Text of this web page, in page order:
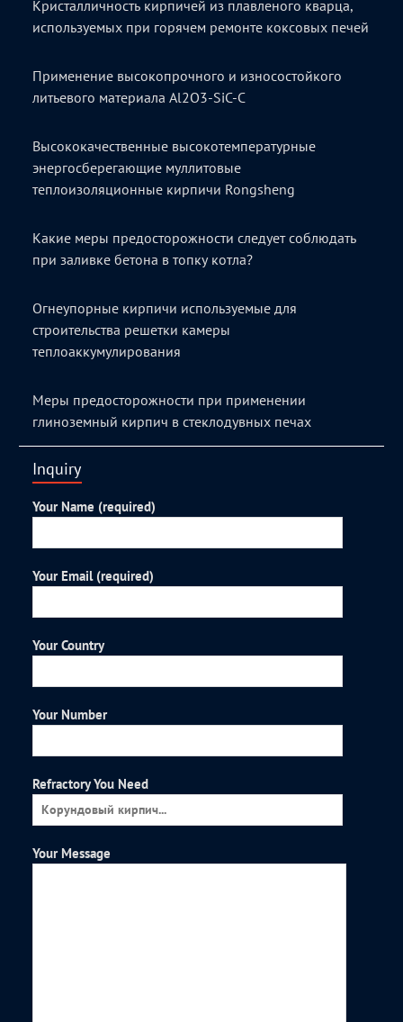
Кристалличность кирпичей из плавленого кварца,
используемых при горячем ремонте коксовых печей
Применение высокопрочного и износостойкого
литьевого материала Al2O3-SiC-C
Высококачественные высокотемпературные
энергосберегающие муллитовые
теплоизоляционные кирпичи Rongsheng
Какие меры предосторожности следует соблюдать
при заливке бетона в топку котла?
Огнеупорные кирпичи используемые для
строительства решетки камеры
теплоаккумулирования
Меры предосторожности при применении
глиноземный кирпич в стеклодувных печах
Inquiry
Your Name (required)
Your Email (required)
Your Country
Your Number
Refractory You Need
Your Message